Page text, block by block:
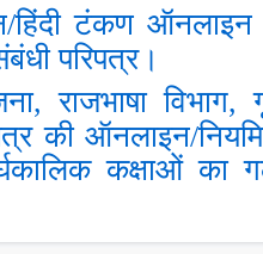
हिंदी टंकण ऑनलाइन
परिपत्र।
राजभाषा
की ऑनलाइन/
कक्षाओं